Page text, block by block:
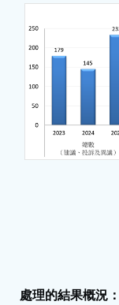
處理的結果概況：